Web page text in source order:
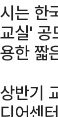
시는 한
교실' 공
용한 짧
상반기
디어센